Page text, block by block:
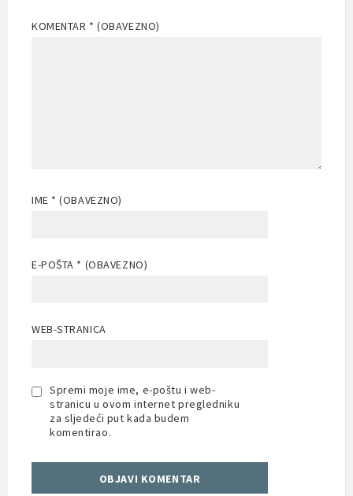
KOMENTAR * (OBAVEZNO)
IME * (OBAVEZNO)
E-POŠTA * (OBAVEZNO)
WEB-STRANICA
Spremi moje ime, e-poštu i web-
stranicu u ovom internet pregledniku
za sljedeći put kada budem
komentirao.